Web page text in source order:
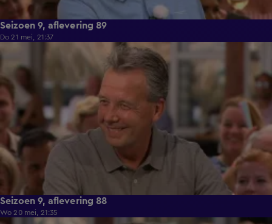
Seizoen 9, aflevering 89
Do 21 mei, 21:37
48:26
Seizoen 9, aflevering 88
Wo 20 mei, 21:35